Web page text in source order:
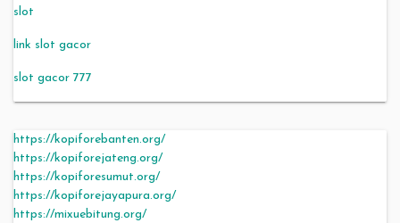
slot
link slot gacor
slot gacor 777
https://kopiforebanten.org/
https://kopiforejateng.org/
https://kopiforesumut.org/
https://kopiforejayapura.org/
https://mixuebitung.org/